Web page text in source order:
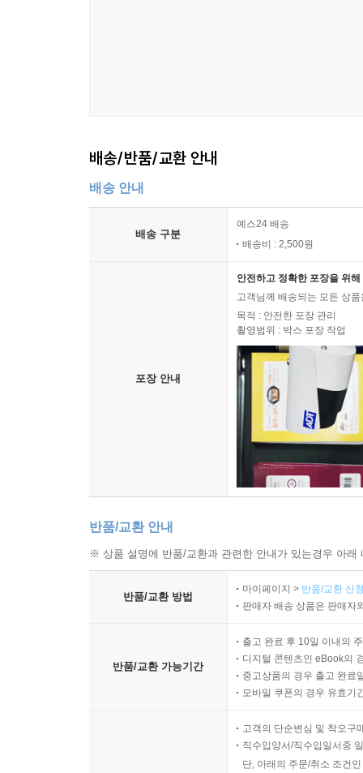
배송/반품/교환 안내
배송 안내
배송 구분
예스24 배송
배송비 : 2,500원
포장 안내
안전하고 정확한 포장을 위
고객님께 배송되는 모든 상
목적 : 안전한 포장 관리
촬영범위 : 박스 포장 작업
반품/교환 안내
※ 상품 설명에 반품/교환과 관련한 안내가 있는경우 아
반품/교환 방법
마이페이지 > 반품/교환 신
판매자 배송 상품은 판매자
반품/교환 가능기간
출고 완료 후 10일 이내의
디지털 콘텐츠인 eBook의
중고상품의 경우 출고 완료
모바일 쿠폰의 경우 유효기
고객의 단순변심 및 착오구
직수입양서/직수입일서중
단, 아래의 주문/취소 조건